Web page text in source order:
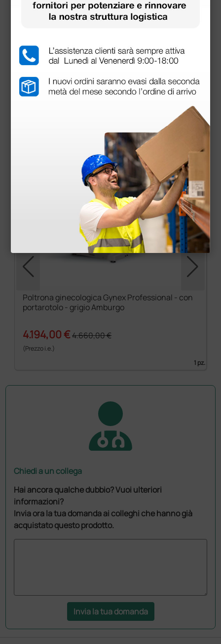
Download
Manuale D'Uso
Poltrona ginecologica Gynex Professional - con
portarotolo - grigio Amburgo
4.194,00 €4.660,00 €
(Prezzo i.e.)
1 pz.
Chiedi a un collega
Hai ancora qualche dubbio? Vuoi ulteriori
informazioni?
Invia ora la tua domanda ai colleghi che hanno già
acquistato questo prodotto.
Invia la tua domanda